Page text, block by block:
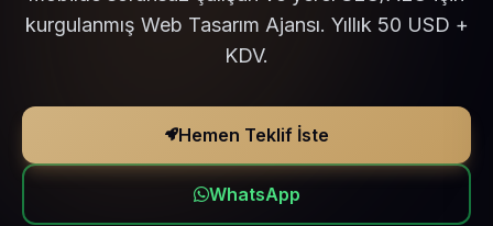
kurgulanmış Web Tasarım Ajansı. Yıllık 50 USD +
KDV.
Hemen Teklif İste
WhatsApp